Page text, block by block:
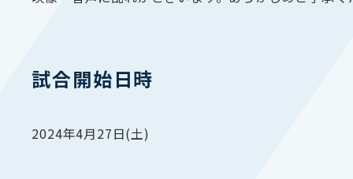
試合開始日時
2024年4月27日(土)